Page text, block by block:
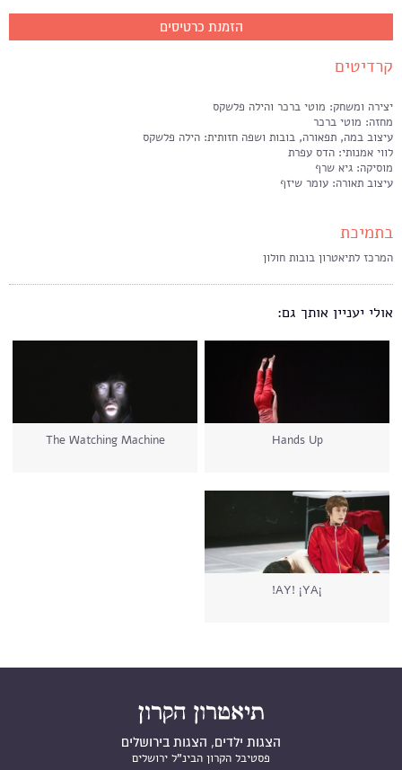
הזמנת כרטיסים
קרדיטים
יצירה ומשחק: מוטי ברכר והילה פלשקס
מחזה: מוטי ברכר
עיצוב במה, תפאורה, בובות ושפה חזותית: הילה פלשקס
לווי אמנותי: הדס עפרת
מוסיקה: גיא שרף
עיצוב תאורה: עומר שיזף
בתמיכת
המרכז לתיאטרון בובות חולון
אולי יעניין אותך גם:
Hands Up
The Watching Machine
¡AY! ¡YA!
הצגות ילדים, הצגות בירושלים
פסטיבל הקרון הבינ"ל ירושלים